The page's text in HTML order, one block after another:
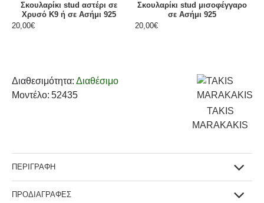
Διαθεσιμότητα: Διαθέσιμο
Μοντέλο: 52435
TAKIS
MARAKAKIS
ΠΕΡΙΓΡΑΦΗ
ΠΡΟΔΙΑΓΡΑΦΕΣ
Σκουλαρίκι stud αστέρι σε
Χρυσό Κ9 ή σε Ασήμι 925
20,00€
Σκουλαρίκι stud μισοφέγγαρο
σε Ασήμι 925
20,00€